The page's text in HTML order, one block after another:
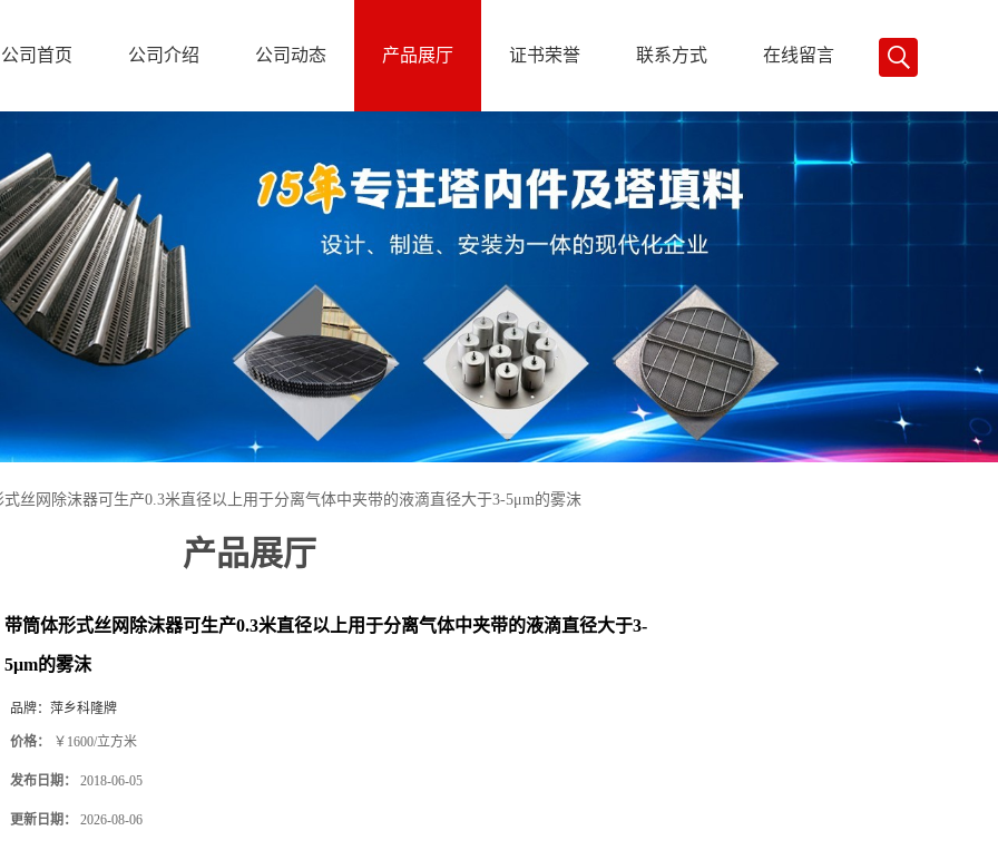
公司首页 公司介绍 公司动态 产品展厅 证书荣誉 联系方式 在线留言
式丝网除沫器可生产0.3米直径以上用于分离气体中夹带的液滴直径大于3-5μm的雾沫
产品展厅
带筒体形式丝网除沫器可生产0.3米直径以上用于分离气体中夹带的液滴直径大于3-
5μm的雾沫
品牌： 萍乡科隆牌
价格： ￥1600/立方米
发布日期： 2018-06-05
更新日期： 2026-08-06